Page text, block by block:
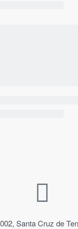
Santa Cruz de